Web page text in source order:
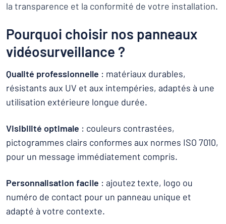
la transparence et la conformité de votre installation.
Pourquoi choisir nos panneaux
vidéosurveillance ?
Qualité professionnelle : matériaux durables,
résistants aux UV et aux intempéries, adaptés à une
utilisation extérieure longue durée.
Visibilité optimale : couleurs contrastées,
pictogrammes clairs conformes aux normes ISO 7010,
pour un message immédiatement compris.
Personnalisation facile : ajoutez texte, logo ou
numéro de contact pour un panneau unique et
adapté à votre contexte.